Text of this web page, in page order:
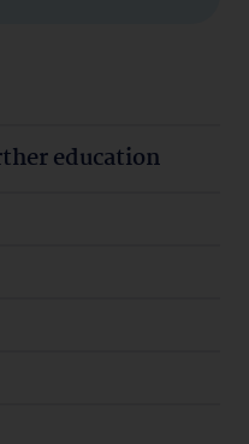
education